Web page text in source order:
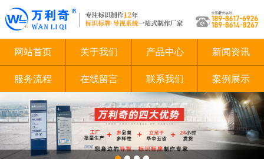
网站首页 关于我们 产品中心 新闻资讯
服务流程 在线留言 联系我们 案例展示